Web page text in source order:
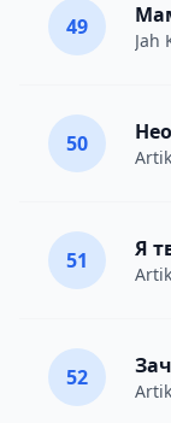
49
Jah
50
51 Я
52